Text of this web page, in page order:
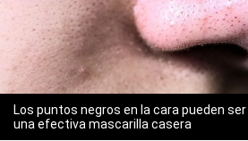
Los puntos negros en la cara pueden
una efectiva mascarilla casera